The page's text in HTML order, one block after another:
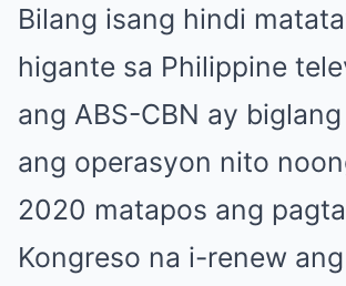
Bilang isang hindi
higante sa Philippine
ang ABS-CBN ay
ang operasyon nito
2020 matapos ang
Kongreso na i-renew